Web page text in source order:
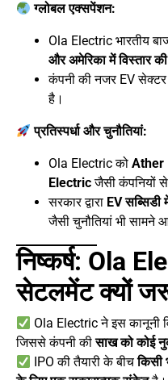
ग्लोबल एक्सपेंशन:
Ola Electric भारतीय
और अमेरिका में विस्तार
कंपनी की नजर EV
है।
प्रतिस्पर्धा और चुनौतियां:
Ola Electric को Ather
Electricजैसी कंपनियों
सरकार द्वारा EV सब्सिडी
जैसी चुनौतियां भी सामने
निष्कर्ष: Ola
सेटलमेंट क्यों
Ola Electric ने इस कानूनी
जिससे कंपनी कीसाख को कोई
IPO की तैयारी के बीचकिसी